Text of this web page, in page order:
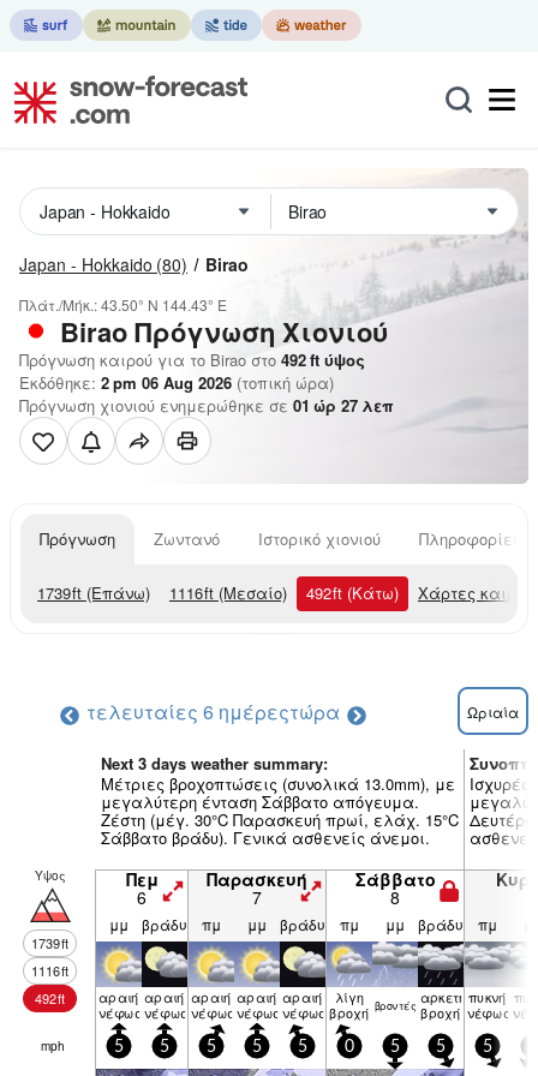
Japan - Hokkaido (80) Birao
Πλάτ./Μήκ.:43.50° N 144.43° E
BiraoΠρόγνωση Χιονιού
Πρόγνωση καιρού για το Birao στο 492ft ύψος
Εκδόθηκε: 2 pm 06 Aug 2026 (τοπική ώρα)
Πρόγνωση χιονιού ενημερώθηκε σε 01 ώρ 27 λεπ
Πρόγνωση Ζωντανό Ιστορικό χιονιού Πληροφορίες
1739ft (Επάνω) 1116ft (Μεσαίο) 492ft (Κάτω) Χάρτες καιρού
τελευταίες 6 ημέρεςτώρα Ωριαία
Next 3 days weather summary:
Μέτριες βροχοπτώσεις (συνολικά 13.0mm), με
μεγαλύτερη ένταση Σάββατο απόγευμα.
Ζέστη (μέγ. 30°C Παρασκευή πρωί, ελάχ. 15°C
Σάββατο βράδυ). Γενικά ασθενείς άνεμοι.
Υψος
1739ft
1116ft
492ft
Πεμ
6
Παρασκευή
7
Σάββατο
8
μμ βράδυ πμ μμ βράδυ πμ μμ βράδυ πμ
αραιή
νέφωση
αραιή
νέφωση
αραιή
νέφωση
αραιή
νέφωση
αραιή
νέφωση
λίγη
βροχή βρον­τές αρκετή
βροχή
πυκνή
νέφωση
mph 5 5 5 5 5 0 5 5 5